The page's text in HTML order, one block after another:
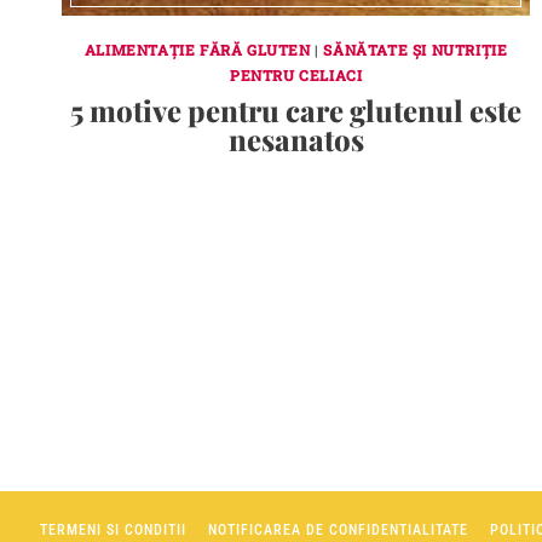
ALIMENTAȚIE FĂRĂ GLUTEN|SĂNĂTATE ȘI NUTRIȚIE
PENTRU CELIACI
5 motive pentru care glutenul este
nesanatos
TERMENI SI CONDITII NOTIFICAREA DE CONFIDENTIALITATE